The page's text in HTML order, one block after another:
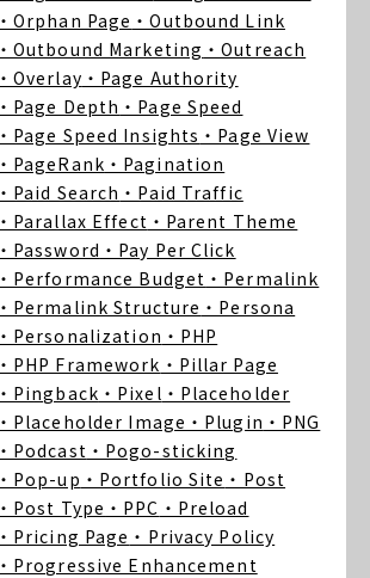
・Orphan Page ・Outbound Link
・Outbound Marketing ・Outreach
・Overlay ・Page Authority
・Page Depth ・Page Speed
・Page Speed Insights ・Page View
・PageRank ・Pagination
・Paid Search ・Paid Traffic
・Parallax Effect ・Parent Theme
・Password ・Pay Per Click
・Performance Budget ・Permalink
・Permalink Structure ・Persona
・Personalization ・PHP
・PHP Framework ・Pillar Page
・Pingback ・Pixel ・Placeholder
・Placeholder Image ・Plugin ・PNG
・Podcast ・Pogo-sticking
・Pop-up ・Portfolio Site ・Post
・Post Type ・PPC ・Preload
・Pricing Page ・Privacy Policy
・Progressive Enhancement